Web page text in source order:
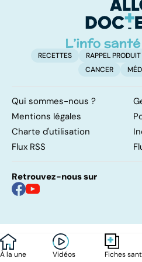
À la une Vidéos Fiches
RECETTES RAPPEL PRODUIT
CANCER
Qui sommes-nous ?
Mentions légales
Charte d'utilisation
Flux RSS
Retrouvez-nous sur